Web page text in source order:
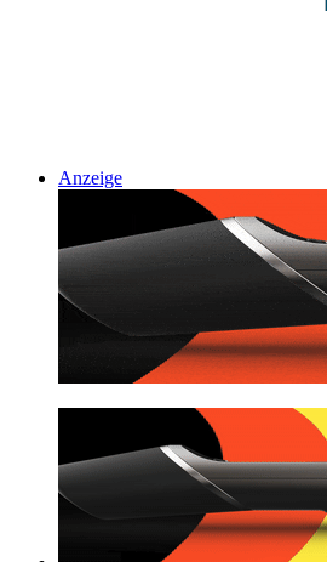
Anzeige